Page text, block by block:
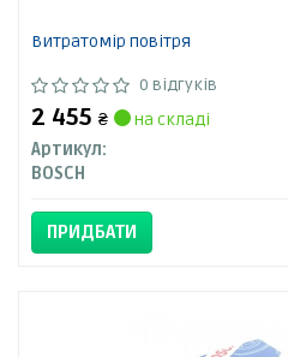
Витратомір повітря
0 відгуків
2 455 ₴
на складі
Артикул:
BOSCH
ПРИДБАТИ